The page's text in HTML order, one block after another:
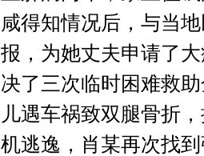
咸得知情况后，与当
报，为她丈夫申请了
决了三次临时困难救
儿遇车祸致双腿骨折
机逃逸，肖某再次找